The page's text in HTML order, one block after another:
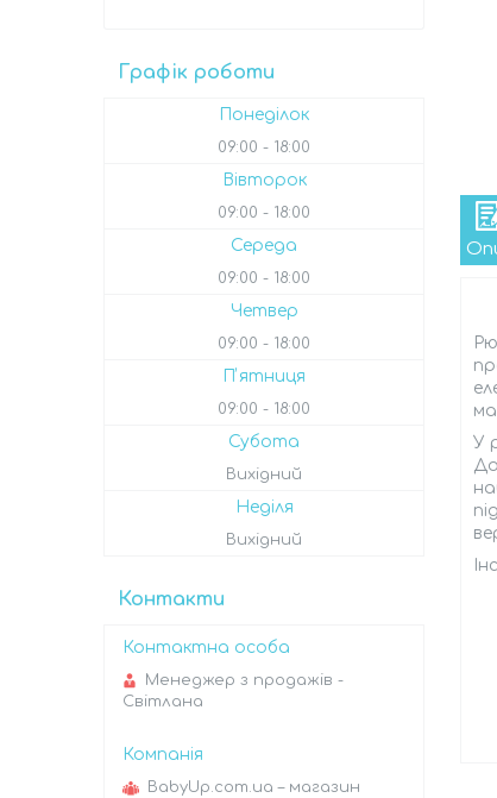
У
Графік роботи
Понеділок
09:00 18:00
Вівторок
09:00 18:00
Середа
09:00 18:00
Четвер
09:00 18:00
Пʼятниця
09:00 18:00
Субота
Вихідний
Неділя
Вихідний
Контакти
Менеджер з продажів -
Світлана
BabyUp.com.ua – магазин